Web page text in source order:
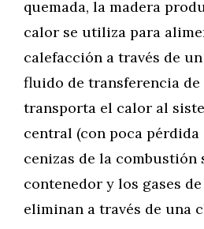
quemada, la madera
calor se utiliza para
calefacción a través de
fluido de transferencia
transporta el calor al
central (con poca pérdida
cenizas de la combustión
contenedor y los gases
eliminan a través de una